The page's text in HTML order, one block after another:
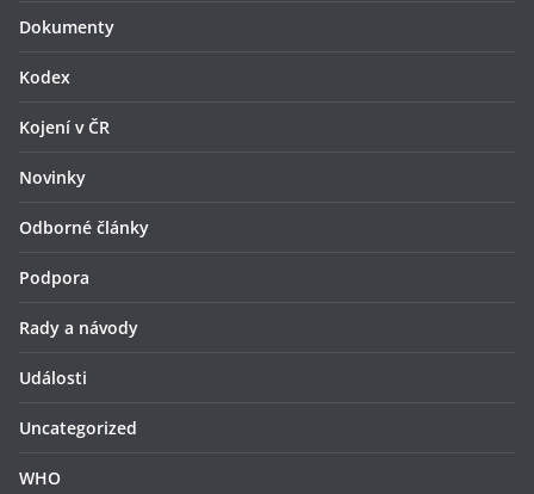
Dokumenty
Kodex
Kojení v ČR
Novinky
Odborné články
Podpora
Rady a návody
Události
Uncategorized
WHO